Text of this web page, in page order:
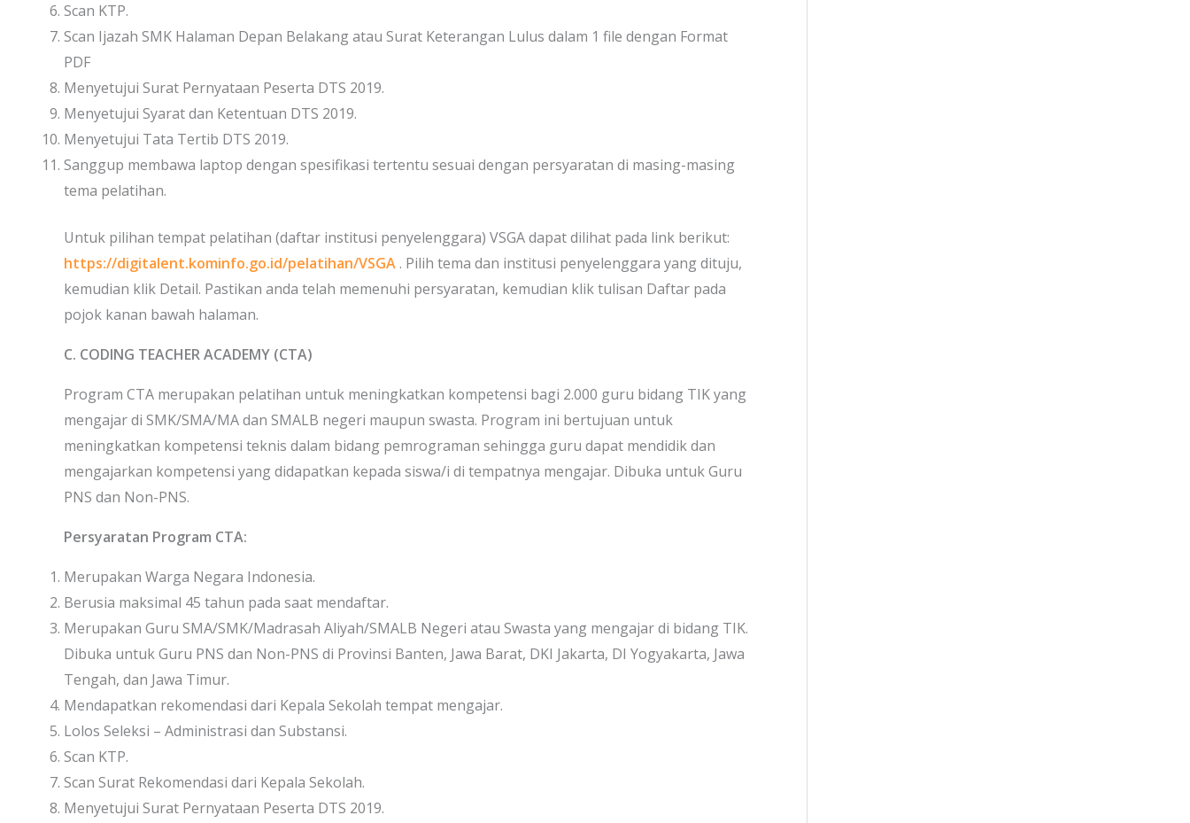
Scan KTP.
Scan Ijazah SMK Halaman Depan Belakang atau Surat Keterangan Lulus dalam 1 file dengan Format
PDF
Menyetujui Surat Pernyataan Peserta DTS 2019.
Menyetujui Syarat dan Ketentuan DTS 2019.
Menyetujui Tata Tertib DTS 2019.
Sanggup membawa laptop dengan spesifikasi tertentu sesuai dengan persyaratan di masing-masing
tema pelatihan.
Untuk pilihan tempat pelatihan (daftar institusi penyelenggara) VSGA dapat dilihat pada link berikut:
https://digitalent.kominfo.go.id/pelatihan/VSGA . Pilih tema dan institusi penyelenggara yang dituju,
kemudian klik Detail. Pastikan anda telah memenuhi persyaratan, kemudian klik tulisan Daftar pada
pojok kanan bawah halaman.
C. CODING TEACHER ACADEMY (CTA)
Program CTA merupakan pelatihan untuk meningkatkan kompetensi bagi 2.000 guru bidang TIK yang
mengajar di SMK/SMA/MA dan SMALB negeri maupun swasta. Program ini bertujuan untuk
meningkatkan kompetensi teknis dalam bidang pemrograman sehingga guru dapat mendidik dan
mengajarkan kompetensi yang didapatkan kepada siswa/i di tempatnya mengajar. Dibuka untuk Guru
PNS dan Non-PNS.
Persyaratan Program CTA:
Merupakan Warga Negara Indonesia.
Berusia maksimal 45 tahun pada saat mendaftar.
Merupakan Guru SMA/SMK/Madrasah Aliyah/SMALB Negeri atau Swasta yang mengajar di bidang TIK.
Dibuka untuk Guru PNS dan Non-PNS di Provinsi Banten, Jawa Barat, DKI Jakarta, DI Yogyakarta, Jawa
Tengah, dan Jawa Timur.
Mendapatkan rekomendasi dari Kepala Sekolah tempat mengajar.
Lolos Seleksi – Administrasi dan Substansi.
Scan KTP.
Scan Surat Rekomendasi dari Kepala Sekolah.
Menyetujui Surat Pernyataan Peserta DTS 2019.